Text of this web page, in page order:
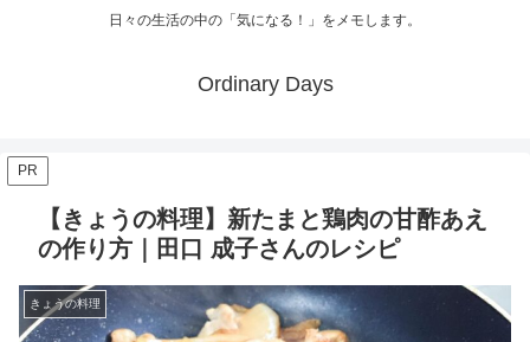
日々の生活の中の「気になる！」をメモします。
Ordinary Days
PR
【きょうの料理】新たまと鶏肉の甘酢あえ
の作り方｜田口 成子さんのレシピ
きょうの料理